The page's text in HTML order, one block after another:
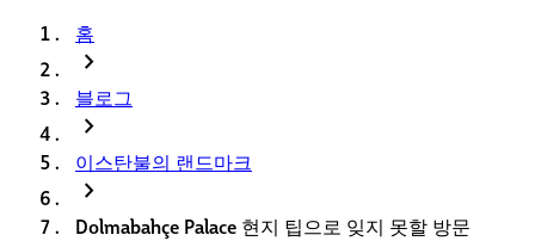
홈
chevron_right
블로그
chevron_right
이스탄불의 랜드마크
chevron_right
Dolmabahçe Palace 현지 팁으로 잊지 못할 방문